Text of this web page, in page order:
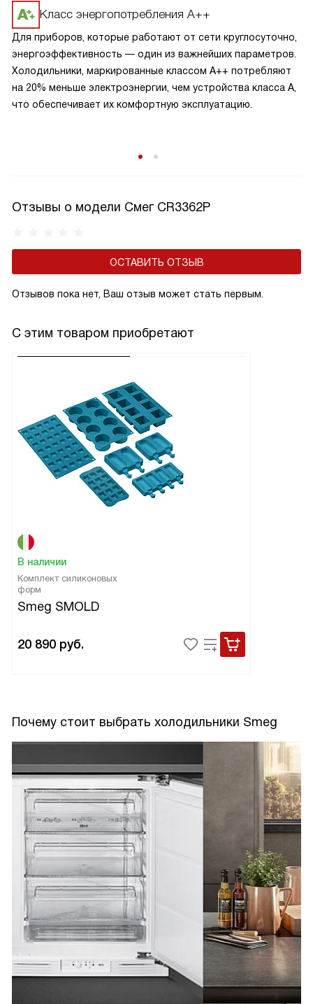
прибор сам вернет установленные параметры.
Класс энергопотребления А++
Для приборов, которые работают от сети круглосуточно,
энергоэффективность — один из важнейших параметров.
Холодильники, маркированные классом A++ потребляют
на 20% меньше электроэнергии, чем устройства класса A,
что обеспечивает их комфортную эксплуатацию.
Отзывы о модели Смег CR3362P
ОСТАВИТЬ ОТЗЫВ
Отзывов пока нет, Ваш отзыв может стать первым.
С этим товаром приобретают
В наличии
Комплект силиконовых
форм
Smeg SMOLD
20 890 руб.
Почему стоит выбрать холодильники Smeg